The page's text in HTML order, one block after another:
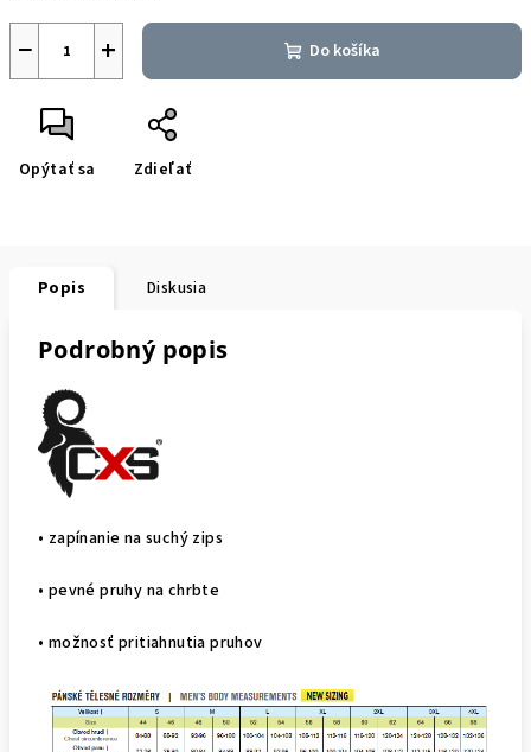
+
− Do košíka
Opýtať sa Zdieľať
Popis Diskusia
Podrobný popis
• zapínanie na suchý zips
• pevné pruhy na chrbte
• možnosť pritiahnutia pruhov